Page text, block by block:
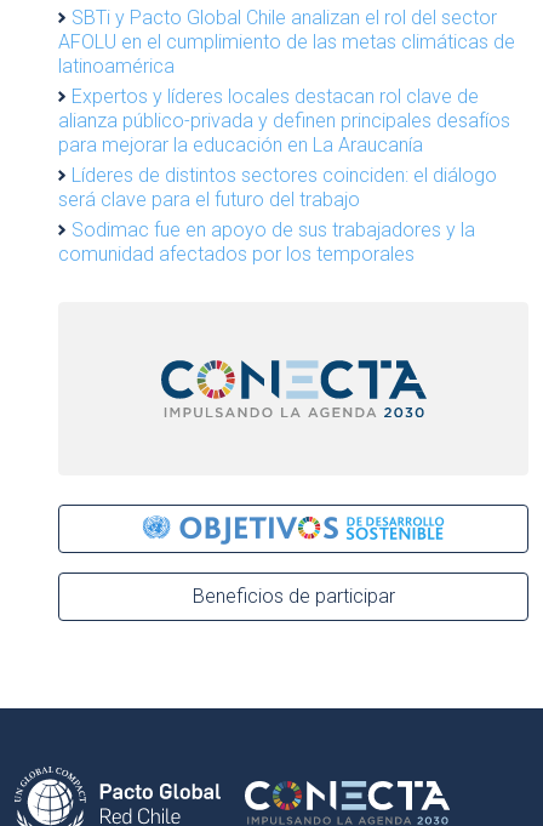
SBTi y Pacto Global Chile analizan el rol del sector
AFOLU en el cumplimiento de las metas climáticas de
latinoamérica
Expertos y líderes locales destacan rol clave de
alianza público-privada y definen principales desafíos
para mejorar la educación en La Araucanía
Líderes de distintos sectores coinciden: el diálogo
será clave para el futuro del trabajo
Sodimac fue en apoyo de sus trabajadores y la
comunidad afectados por los temporales
Beneficios de participar